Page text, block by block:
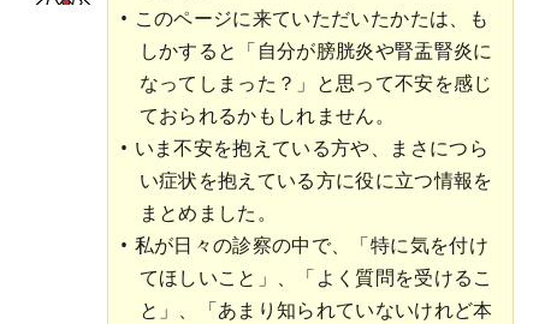
このページに来ていただいたかたは、も
しかすると「自分が膀胱炎や腎盂腎炎に
なってしまった？」と思って不安を感じ
ておられるかもしれません。
いま不安を抱えている方や、まさにつら
い症状を抱えている方に役に立つ情報を
まとめました。
私が日々の診察の中で、「特に気を付け
てほしいこと」、「よく質問を受けるこ
と」、「あまり知られていないけれど本